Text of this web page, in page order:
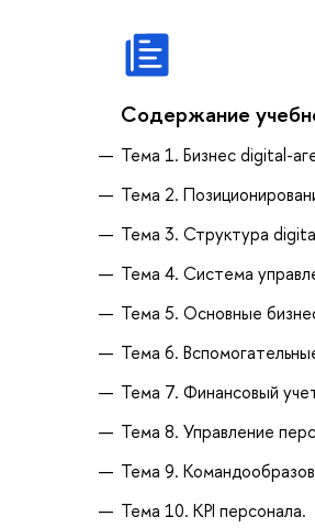
Содержание
Тема 1. Бизнес digital-
Тема 2.
Тема 3. Структура
Тема 4. Система
Тема 5. Основные
Тема 6.
Тема 7. Финансовый
Тема 8. Управление
Тема 9.
Тема 10. KPI персонала.